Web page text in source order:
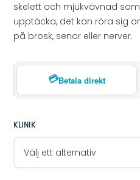
skelett och mjukvävnad
upptäcka, det kan röra sig
på brosk, senor eller nerver.
💳Betala direkt
KLINIK